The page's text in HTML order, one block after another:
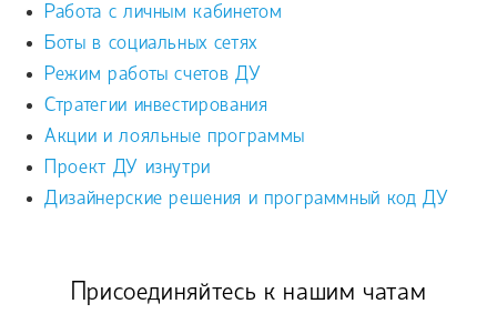
Работа с личным кабинетом
Боты в социальных сетях
Режим работы счетов ДУ
Стратегии инвестирования
Акции и лояльные программы
Проект ДУ изнутри
Дизайнерские решения и программный код ДУ
Присоединяйтесь к нашим чатам